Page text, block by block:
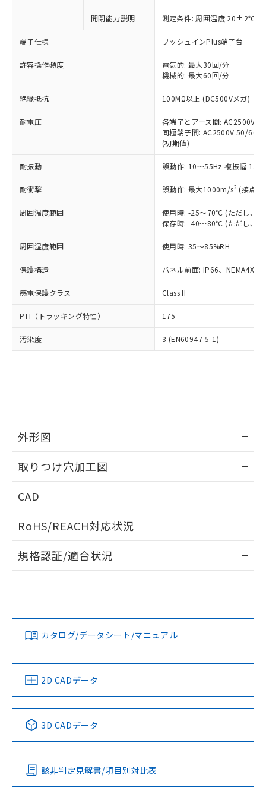
開閉能力説明 測定条件: 周囲温度 20±2℃、
端子仕様 プッシュインPlus端子台
許容操作頻度
電気的: 最大30回/分
機械的: 最大60回/分
絶縁抵抗 100MΩ以上 (DC500Vメガ)
耐電圧
各端子とアース間: AC2500V
同極端子間: AC2500V 50/
(初期値)
耐振動 誤動作: 10～55Hz 複振幅
耐衝撃 誤動作: 最大1000m/s2 (接点
周囲温度範囲
使用時: -25～70℃ (ただし、氷
保存時: -40～80℃ (ただし、氷
周囲湿度範囲 使用時: 35～85%RH
保護構造 パネル前面: IP66、NEMA4X,
感電保護クラス Class II
PTI（トラッキング特性） 175
汚染度 3 (EN60947-5-1)
外形図
取りつけ穴加工図
CAD
ドすることができます。
ログイン/会員登録
ダウンロードデータをご利用いただく前に、以下を必ずお読
みください。
ソフトウェアの使用条件
RoHS/REACH対応状況
EU RoHS 注意事項・凡例
対応済み
中国 RoHS 注意事項・凡例
Pb Hg Cd Cr(VI)
O
規格認証/適合状況
カタログ/データシート/マニュアル
2D CADデータ
3D CADデータ
該非判定見解書/項目別対比表
以下の条件をお読みいただき、同意のうえ
本サービスは、当社制御機器事業取扱
商品の当社在庫状況および標準価格
(税抜)を提供させていただくもので
当社制御機器事業取扱商品の中には、
本サービスの対象外となる商品もある
ことをご了承ください。
在庫状況および標準価格照会結果は、
記載している更新日時点での社内デー
タに基づき作成されるものであり、閲
覧された時点での実際の在庫および標
準価格とは異なる場合があることをご
正式な納期状況および標準価格はお客
様のお取引先、またはお客様担当のオ
ムロン制御機器販売店・当社販売員に
オムロン制御機器販売店や当社販売拠
販売ネットワーク
」をご確認
ください。
在庫状況および標準価格結果を当社の
事前の承諾なく第三者に漏洩または開
示しないようお願いします。
マイパーツ機能（部品リスト作成サー
および当社の共同利用者が、当社の製
※当社の共同利用者とは、
の共同利用に関して"
の「1.共同利
対応予定なし：EU RoHS指令（10物質）の
定はありません。
調査・確認中：EU RoHS指令（10物質）の
非含有の対応状況を調査中または確認中の
非該当品：ライセンス料など無形物で、有
害物質有無と関係のない商品です。
仕入先様の事情により、非含有部品として
いたものが、含有品と判明した場合などや
むを得ず変更することがあります。
鉛(Pb) 1000ppm以下、 水銀(Hg) 1000ppm以下、 カド
六価クロム(Cr(Ⅵ)) 1000ppm以下、ポリ臭化ビフェニル
類(PBB) 1000ppm以下、ポリ臭化ジフェニルエーテル類
(PBDE) 1000ppm以下、フタル酸ビス(2-エチルヘキシ
ル) (DEHP)(別名：DOP) 1000ppm以下、フタル酸ブチ
ルベンジル（BBP） 1000ppm以下、フタル酸ジブチル
（DBP） 1000ppm以下、フタル酸ジイソブチル
(DIBP) 1000ppm以下
但し、RoHS指令で産業用監視および制御機器に対する
フタル酸エステル類の４物質については閾値を超える意
図的な使用がないことを確認しています。
※2 対応予定月
部品在庫の切り替え状況などにより、予定
月が前後することがあります。
とができます。
EU RoHS指令（10物質）の非含有証明書
ものではありません。
また、RoHS指令のフタル酸エステル類４
物質の対応では、対応完了までの期間は出
荷製品に未対応品が混在することから備考
欄に対応日を記載しておりました。
※1 中国RoHS○×表
「○」：最大均質材料含有率が中国RoHSの
基準値以下であることを示します。
「×」：最大均質材料含有率が中国RoHSの
基準値を超えていることを示します。
「－」：未確認です。当社販売部門へお問
Cr(Ⅵ)(六価クロム) : 1000ppm、 PBBs(ポリ臭化ビフェ
ニル類) : 1000ppm、 PBDEs(ポリ臭化ジフェニルエーテ
ル類) : 1000ppm、
DBP(フタル酸ジブチル) : 1000ppm、 DIBP(フタル酸ジ
イソブチル) : 1000ppm、 BBP(フタル酸ブチルベンジ
ル) : 1000ppm、
※2 環境保護使用期限
「ｅ」：有害物質（10物質）のすべてが基
準値以下であることを示します。
「10」：通常の使用状況下において有害物
質が外部に漏えいし、環境に深刻な影響を
当社は、これら貴社製品のうち、外国
為替および外国貿易法に定める商品
（以下｢規制貨物等」という）を輸出
または国外への提供する場合は、日本
国政府の輸出許可(または役務取引許
可)を取得するなどの必要な手続きを
当社は規制貨物を破棄する場合は、完
全に破砕するなど、違法に輸出されな
いよう必要な手段を講じます。
当社は貴社製品を、核兵器、ミサイ
ル、化学兵器、生物兵器またはその他
武器並びにこれらの製造装置等に一切
使用いたしません。
当社は、貴社製品を第三者に販売する
場合は、上記1、2および3の内容を当
該第三者に通知します。また当社は、
販売先および販売に係わる関係者が違
法に輸出するおそれがある場合は、取
○ 一定数以上の在庫あり
一定数には満たないが在庫あり
在庫なし(最新の在庫状況につ
いては、お客様のお取引先、ま
たはお客様担当のオムロン制御
機器販売店・当社販売員にご確
認ください)
受注生産機種、また在庫状況の